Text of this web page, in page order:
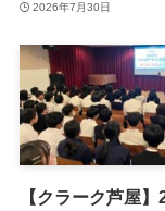
2026年7月30日
【クラーク芦屋